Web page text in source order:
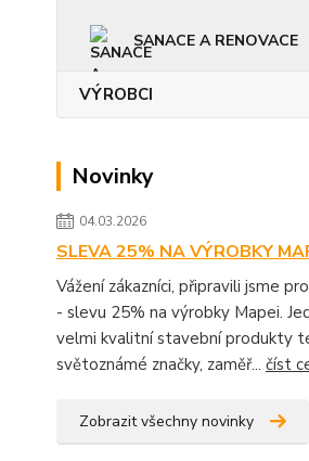
SANACE A RENOVACE
VÝROBCI
Novinky
04.03.2026
SLEVA 25% NA VÝROBKY
Vážení zákazníci, připravili jsme
- slevu 25% na výrobky Mapei.
velmi kvalitní stavební produkty
světoznámé značky, zaměř... číst
Zobrazit všechny novinky